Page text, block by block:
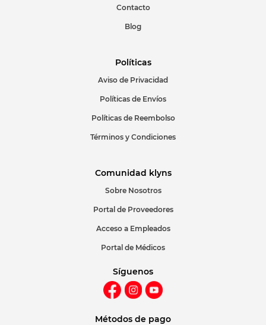
ENVIAR COMENTARIO
Contacto
Blog
Políticas
Aviso de Privacidad
Políticas de Envíos
Políticas de Reembolso
Términos y Condiciones
Comunidad klyns
Sobre Nosotros
Portal de Proveedores
Acceso a Empleados
Portal de Médicos
Síguenos
Métodos de pago